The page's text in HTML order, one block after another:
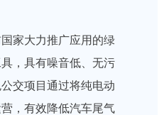
家大力推广应用的绿
，具有噪音低、无污
交项目通过将纯电动
，有效降低汽车尾气